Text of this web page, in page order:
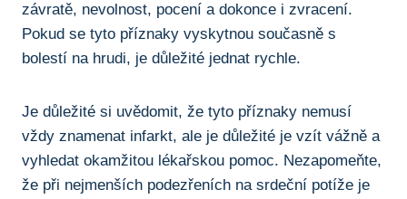
závratě, nevolnost, pocení a dokonce i zvracení.
Pokud se tyto příznaky⁣ vyskytnou současně⁢ s
‌bolestí⁤ na hrudi, je⁢ důležité jednat⁢ rychle.
Je​ důležité si uvědomit, že tyto příznaky nemusí
vždy znamenat infarkt, ale je důležité je vzít vážně ⁣a
vyhledat okamžitou lékařskou pomoc.⁢ Nezapomeňte,
že při ⁤nejmenších ⁤podezřeních na ⁢srdeční potíže je